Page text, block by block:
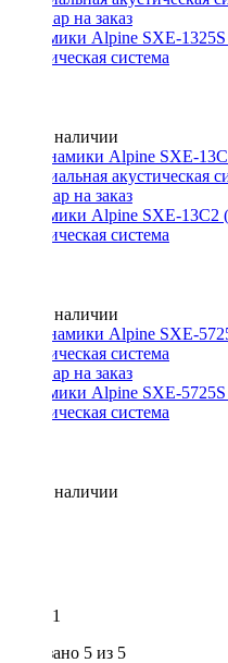
Динамики Alpine SXE-
акустическая система
Нет в наличии
Динамики Alpine SXE-13С2
акустическая система
Нет в наличии
Динамики Alpine SXE-
акустическая система
Нет в наличии
1
Показано 5 из 5